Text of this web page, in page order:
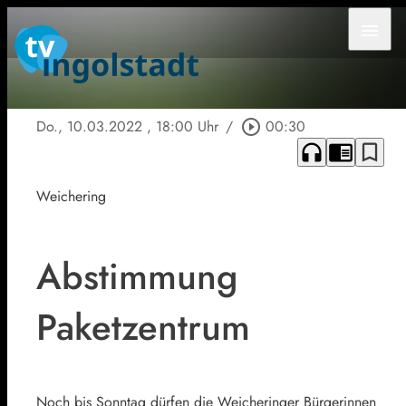
Do., 10.03.2022 , 18:00 Uhr / play_circle_outline 00:30
headphones chrome_reader_mode bookmark_border
Weichering
Abstimmung
Paketzentrum